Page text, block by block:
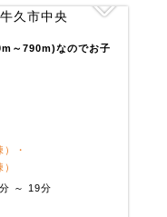
～790m)なのでお子
・
～ 19分